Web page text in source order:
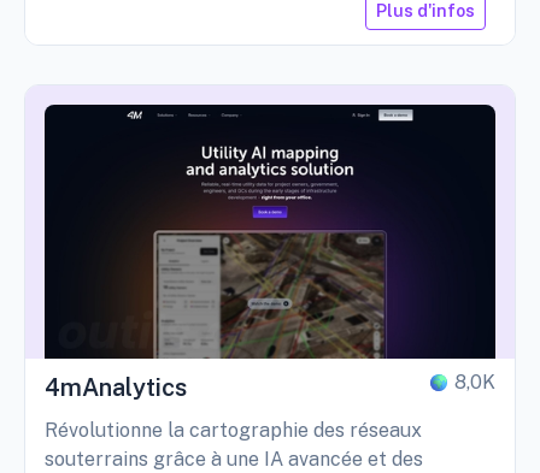
Plus d'infos
4mAnalytics 8,0K
Révolutionne la cartographie des réseaux
souterrains grâce à une IA avancée et des